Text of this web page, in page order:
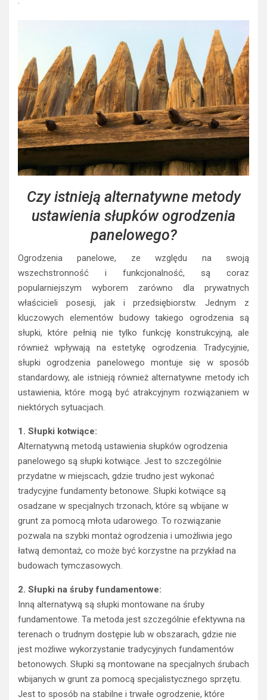
Czy istnieją alternatywne metody
ustawienia słupków ogrodzenia
panelowego?
Ogrodzenia panelowe, ze względu na swoją
wszechstronność i funkcjonalność, są coraz
popularniejszym wyborem zarówno dla prywatnych
właścicieli posesji, jak i przedsiębiorstw. Jednym z
kluczowych elementów budowy takiego ogrodzenia są
słupki, które pełnią nie tylko funkcję konstrukcyjną, ale
również wpływają na estetykę ogrodzenia. Tradycyjnie,
słupki ogrodzenia panelowego montuje się w sposób
standardowy, ale istnieją również alternatywne metody ich
ustawienia, które mogą być atrakcyjnym rozwiązaniem w
niektórych sytuacjach.
1. Słupki kotwiące:
Alternatywną metodą ustawienia słupków ogrodzenia
panelowego są słupki kotwiące. Jest to szczególnie
przydatne w miejscach, gdzie trudno jest wykonać
tradycyjne fundamenty betonowe. Słupki kotwiące są
osadzane w specjalnych trzonach, które są wbijane w
grunt za pomocą młota udarowego. To rozwiązanie
pozwala na szybki montaż ogrodzenia i umożliwia jego
łatwą demontaż, co może być korzystne na przykład na
budowach tymczasowych.
2. Słupki na śruby fundamentowe:
Inną alternatywą są słupki montowane na śruby
fundamentowe. Ta metoda jest szczególnie efektywna na
terenach o trudnym dostępie lub w obszarach, gdzie nie
jest możliwe wykorzystanie tradycyjnych fundamentów
betonowych. Słupki są montowane na specjalnych śrubach
wbijanych w grunt za pomocą specjalistycznego sprzętu.
Jest to sposób na stabilne i trwałe ogrodzenie, które